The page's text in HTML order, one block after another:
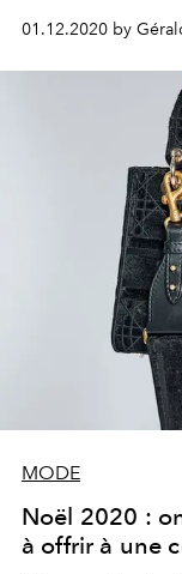
Noël en édition
01.12.2020 by
MODE
Noël 2020 :
à offrir à une